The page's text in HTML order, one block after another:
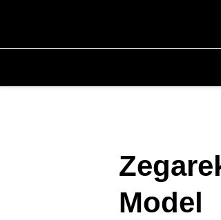
Model